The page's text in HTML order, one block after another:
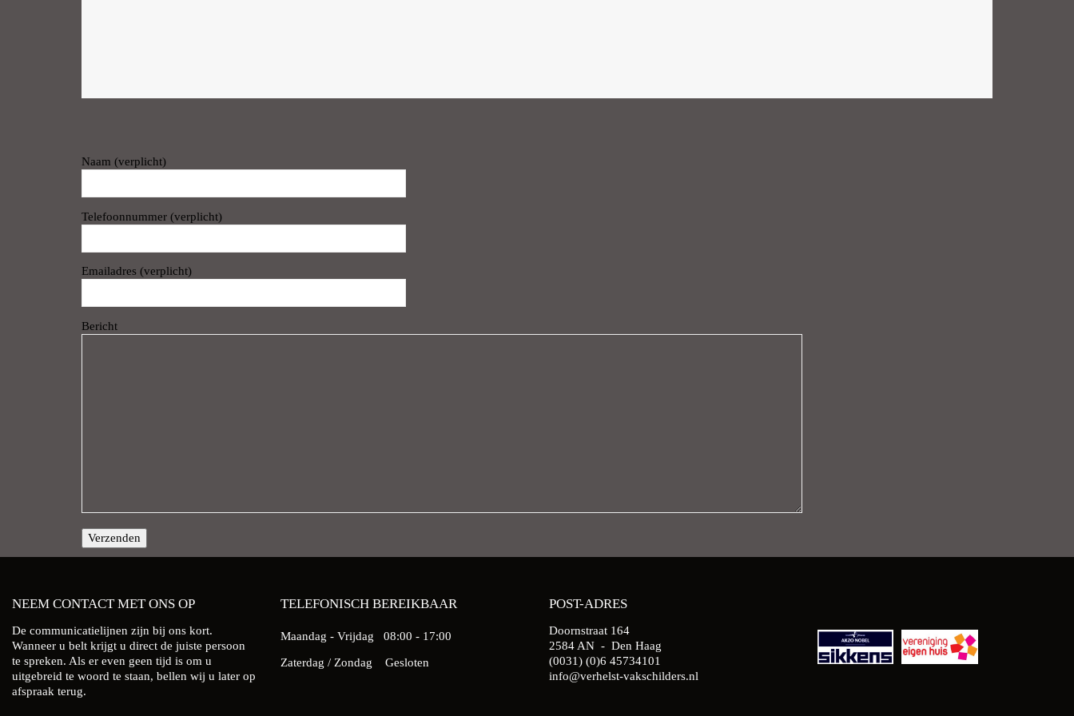
Naam (verplicht)
Telefoonnummer (verplicht)
Emailadres (verplicht)
Bericht
NEEM CONTACT MET ONS OP
De communicatielijnen zijn bij ons kort.
Wanneer u belt krijgt u direct de juiste persoon
te spreken. Als er even geen tijd is om u
uitgebreid te woord te staan, bellen wij u later op
afspraak terug.
TELEFONISCH BEREIKBAAR
Maandag - Vrijdag 08:00 - 17:00
Zaterdag / Zondag Gesloten
POST-ADRES
Doornstraat 164
2584 AN - Den Haag
(0031) (0)6 45734101
info@verhelst-vakschilders.nl